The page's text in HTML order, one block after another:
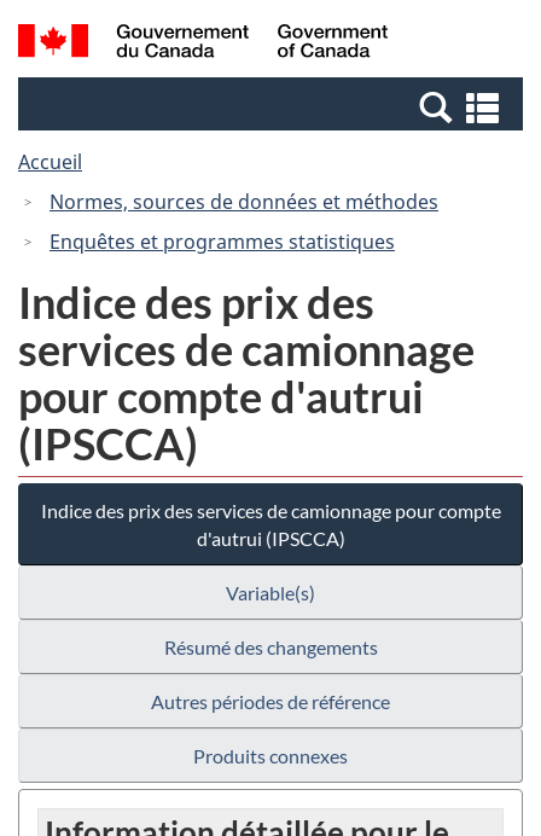
Passer
au
Passer
à
Canada
Recherche
et
et
Accueil
Normes, sources de données et méthodes
Enquêtes et programmes statistiques
Indice des prix des
services de camionnage
pour compte d'autrui
(IPSCCA)
Indice des prix des services de camionnage pour compte
d'autrui (IPSCCA)
Variable(s)
Résumé des changements
Autres périodes de référence
Produits connexes